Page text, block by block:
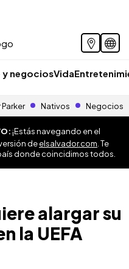
y negociosVida
Parker Nativos Negocios
¡Estás navegando en el
deelsalvador.com . Te
donde coincidimos todos.
alargar su
la UEFA